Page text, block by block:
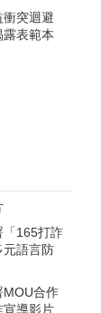
突迴避
表範本
「165打詐
元語言防
MOU合作
宣導影片